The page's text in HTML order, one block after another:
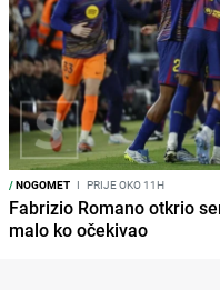
/NOGOMET I PRIJE OKO 11H
Fabrizio Romano otkrio
malo ko očekivao